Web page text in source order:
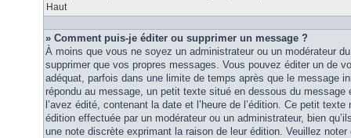
Haut
» Comment puis-je éditer ou supprimer un message ?
À moins que vous ne soyez un administrateur ou un modérateur
supprimer que vos propres messages. Vous pouvez éditer un de
adéquat, parfois dans une limite de temps après que le message
répondu au message, un petit texte situé en dessous du message
l’avez édité, contenant la date et l’heure de l’édition. Ce petit texte
édition effectuée par un modérateur ou un administrateur, bien
une note discrète exprimant la raison de leur édition. Veuillez